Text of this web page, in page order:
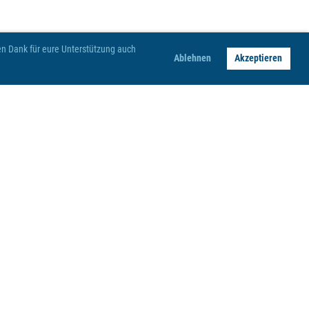
Dank für eure Unterstützung auch
Ablehnen Akzeptieren